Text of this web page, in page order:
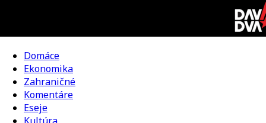
DAV
DVA
Domáce
Ekonomika
Zahraničné
Komentáre
Eseje